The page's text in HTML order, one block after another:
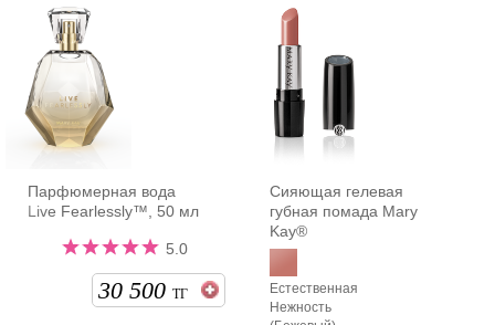
Парфюмерная вода
Live Fearlessly™, 50 мл
5.0
30 500 ТГ
Сияющая гелевая
губная помада Mary
Kay®
Естественная
Нежность